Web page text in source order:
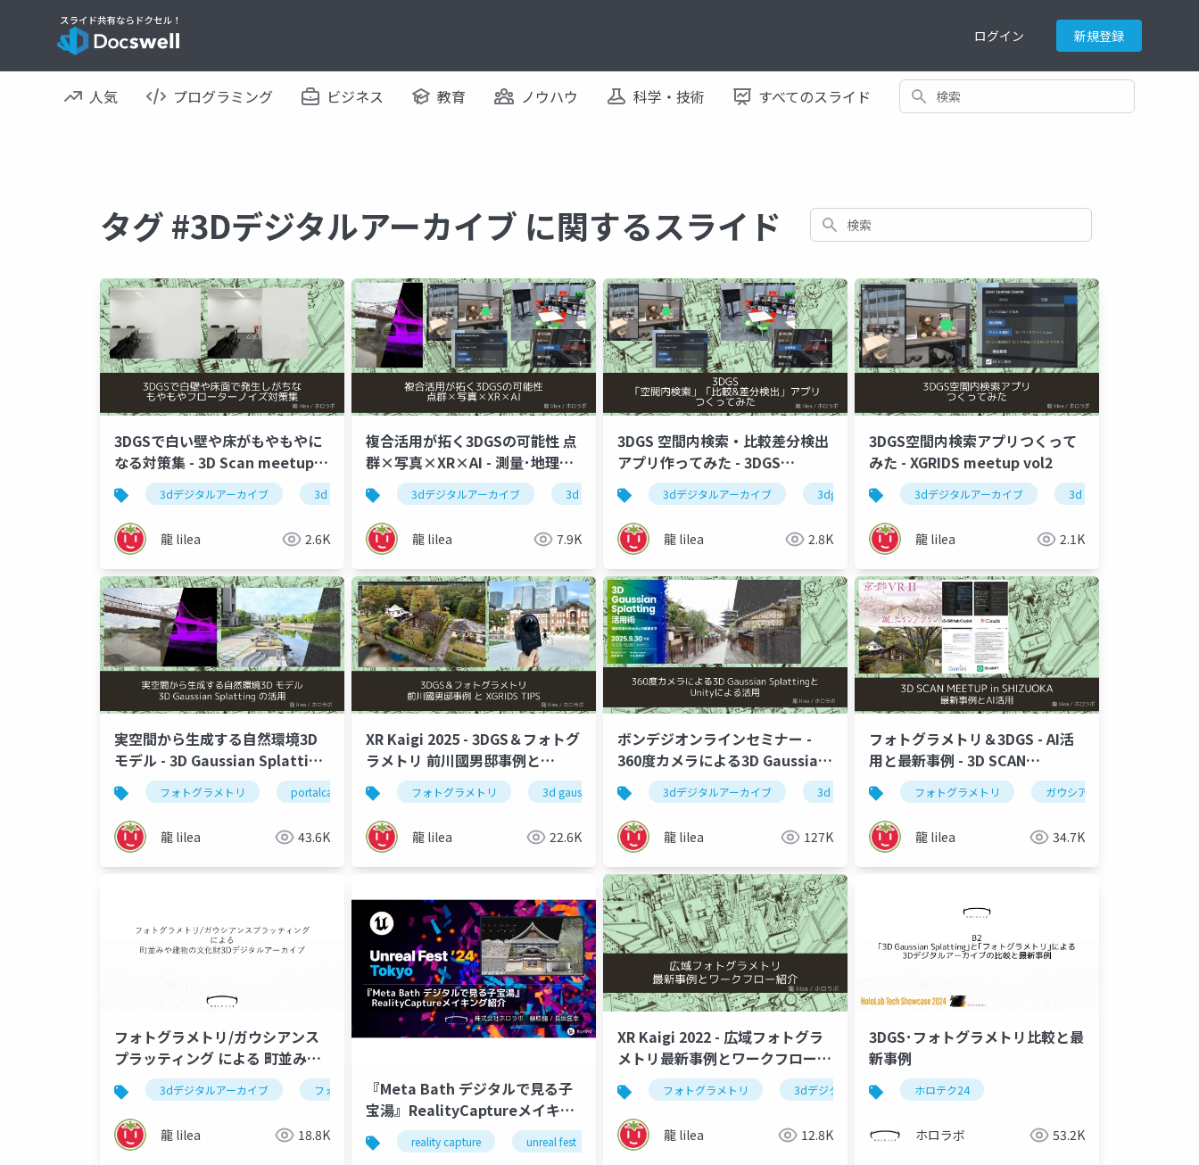
ログイン 新規登録
人気 プログラミング ビジネス 教育 ノウハウ 科学・技術 すべてのスライド 検索
タグ #3Dデジタルアーカイブ に関するスライド 検索
3DGSで白い壁や床がもやもやに
なる対策集 - 3D Scan meetup
in SHIZUOKA vol.2
3dデジタルアーカイブ 3d gaussian splatting 3dgs
龍 lilea 2.6K
複合活用が拓く3DGSの可能性 点
群×写真×XR×AI - 測量･地理空
間情報イノベーション大会 2026
3dデジタルアーカイブ 3d gaussian splatting 3dgs 点群
龍 lilea 7.9K
3DGS 空間内検索・比較差分検出
アプリ作ってみた - 3DGS
meetup vol23dデジタルアーカイブ 3dgs
龍 lilea 2.8K
3DGS空間内検索アプリつくって
みた - XGRIDS meetup vol2
3dデジタルアーカイブ 3d gaussian splatting
龍 lilea 2.1K
実空間から生成する自然環境3D
モデル - 3D Gaussian Splatting
の活用 - 川デジウェビナー2025
フォトグラメトリ portalcam photogrammetry 3dデジタルアーカイブ 3d gaussian splatting 3dgs xgrids
龍 lilea 43.6K
XR Kaigi 2025 - 3DGS＆フォトグ
ラメトリ 前川國男邸事例と
XGRIDS TIPSフォトグラメトリ 3d gaussian splatting 3dgs xgrids portalcam photogrammetry 3dデジタルアーカイブ
龍 lilea 22.6K
ボンデジオンラインセミナー -
360度カメラによる3D Gaussian
SplattingとUnityによる活用
3dデジタルアーカイブ 3d gaussian splatting 3dgs
龍 lilea 127K
フォトグラメトリ＆3DGS - AI活
用と最新事例 - 3D SCAN
MEETUP in SHIZUOKA 2025
フォトグラメトリ ガウシアンスプラッティング
龍 lilea 34.7K
フォトグラメトリ/ガウシアンス
プラッティング による 町並みや
建物の文化財3Dデジタルアーカ
イブ @文化財 XRミートアップ東
京
3dデジタルアーカイブ フォトグラメトリ ガウシアンスプラッティング
龍 lilea 18.8K
『Meta Bath デジタルで見る子
宝湯』RealityCaptureメイキン
グ紹介【UNREAL FEST 2024
TOKYO】
reality capture unreal fest unreal fest 2024 tokyo
XR Kaigi 2022 - 広域フォトグラ
メトリ最新事例とワークフロー紹
介
フォトグラメトリ 3dデジタルアーカイブ
龍 lilea 12.8K
3DGS･フォトグラメトリ比較と最
新事例
ホロテク24
ホロラボ 53.2K